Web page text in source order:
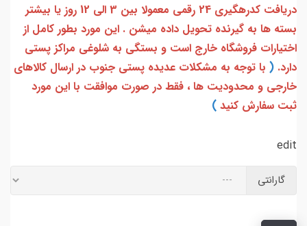
دریافت کدرهگیری 24 رقمی معمولا بین 3 الی 12 روز یا بیشتر
بسته ها به گیرنده تحویل داده میشن . این مورد بطور کامل از
اختیارات فروشگاه خارج است و بستگی به شلوغی مراکز پستی
دارد. ( با توجه به مشکلات عدیده پستی جنوب در ارسال کالاهای
خارجی و محدودیت ها ، فقط در صورت موافقت با این مورد
ثبت سفارش کنید )
edit
گارانتی